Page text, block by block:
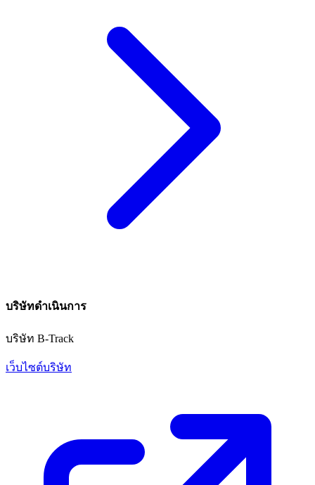
บริษัทดำเนินการ
บริษัท B-Track
เว็บไซต์บริษัท